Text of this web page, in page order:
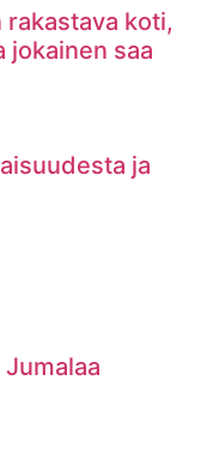
rakastava koti,
jokainen saa
ja